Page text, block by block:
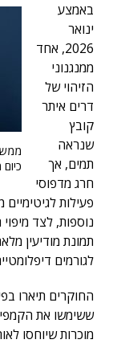
באמצע
ינואר
2026, אחד
ממנגנוני
הזיהוי של
דרים איתר
קובץ
שנראה
תמים, אך
חרג מדפוסי
פעילות
נוספות, לצד
תמונת מודיעין
לגורמים
החוקרים תיארו
ששימשו את
מוכרות שיוחסו